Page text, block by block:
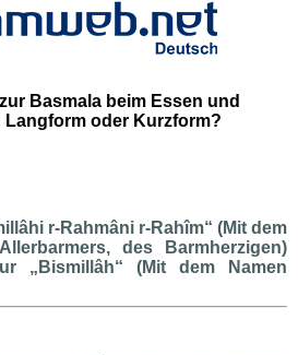
Basmala beim Essen und
oder Kurzform?
r-Rahmâni r-Rahîm“ (Mit dem
des Barmherzigen)
„Bismillâh“ (Mit dem Namen